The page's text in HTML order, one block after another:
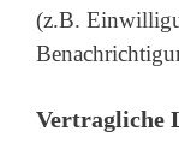
(z.B.
Vertragliche